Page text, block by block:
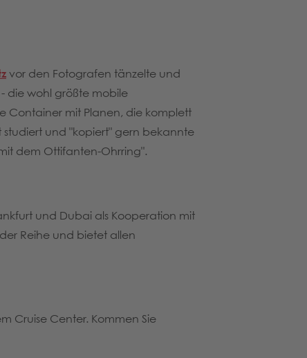
vor den Fotografen tänzelte und
- die wohl größte mobile
Container mit Planen, die komplett
studiert und "kopiert" gern bekannte
dem Ottifanten-Ohrring".
und Dubai als Kooperation mit
Reihe und bietet allen
Cruise Center. Kommen Sie